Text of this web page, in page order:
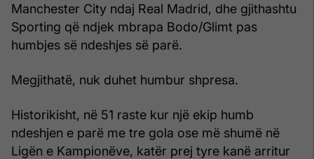
Manchester City ndaj Real Madrid, dhe gjithashtu
Sporting që ndjek mbrapa Bodo/Glimt pas
humbjes së ndeshjes së parë.
Megjithatë, nuk duhet humbur shpresa.
Historikisht, në 51 raste kur një ekip humb
ndeshjen e parë me tre gola ose më shumë në
Ligën e Kampionëve, katër prej tyre kanë arritur